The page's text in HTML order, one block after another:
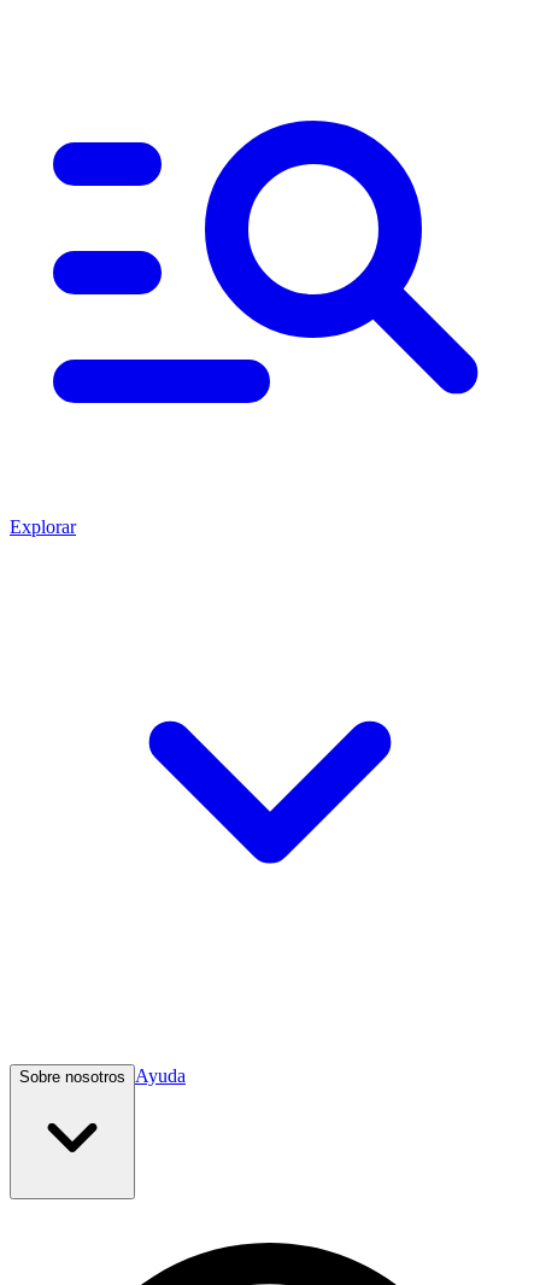
Explorar
Sobre nosotros Ayuda